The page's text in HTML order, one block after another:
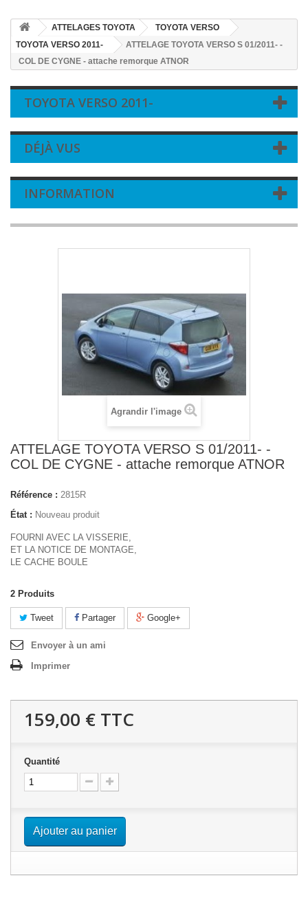
ATTELAGES TOYOTA
TOYOTA VERSO
TOYOTA VERSO 2011-
ATTELAGE TOYOTA VERSO S 01/2011- -
COL DE CYGNE - attache remorque ATNOR
TOYOTA VERSO 2011-
DÉJÀ VUS
INFORMATION
Agrandir l'image
ATTELAGE TOYOTA VERSO S 01/2011- -
COL DE CYGNE - attache remorque ATNOR
Référence : 2815R
État : Nouveau produit
FOURNI AVEC LA VISSERIE,
ET LA NOTICE DE MONTAGE,
LE CACHE BOULE
2 Produits
Tweet Partager Google+
Envoyer à un ami
Imprimer
159,00 € TTC
Quantité
Ajouter au panier